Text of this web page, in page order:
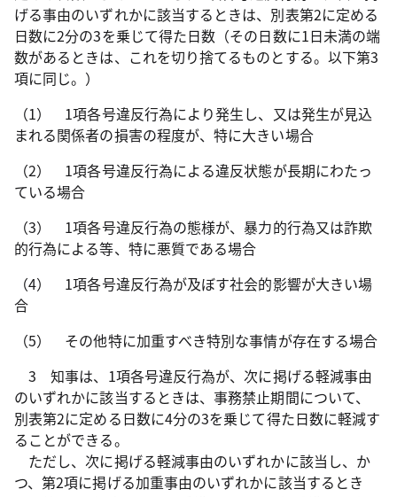
げる事由のいずれかに該当するときは、別表第2に定める
日数に2分の3を乗じて得た日数（その日数に1日未満の端
数があるときは、これを切り捨てるものとする。以下第3
項に同じ。）
（1） 1項各号違反行為により発生し、又は発生が見込
まれる関係者の損害の程度が、特に大きい場合
（2） 1項各号違反行為による違反状態が長期にわたっ
ている場合
（3） 1項各号違反行為の態様が、暴力的行為又は詐欺
的行為による等、特に悪質である場合
（4） 1項各号違反行為が及ぼす社会的影響が大きい場
合
（5） その他特に加重すべき特別な事情が存在する場合
3 知事は、1項各号違反行為が、次に掲げる軽減事由
のいずれかに該当するときは、事務禁止期間について、
別表第2に定める日数に4分の3を乗じて得た日数に軽減す
ることができる。
ただし、次に掲げる軽減事由のいずれかに該当し、か
つ、第2項に掲げる加重事由のいずれかに該当するとき